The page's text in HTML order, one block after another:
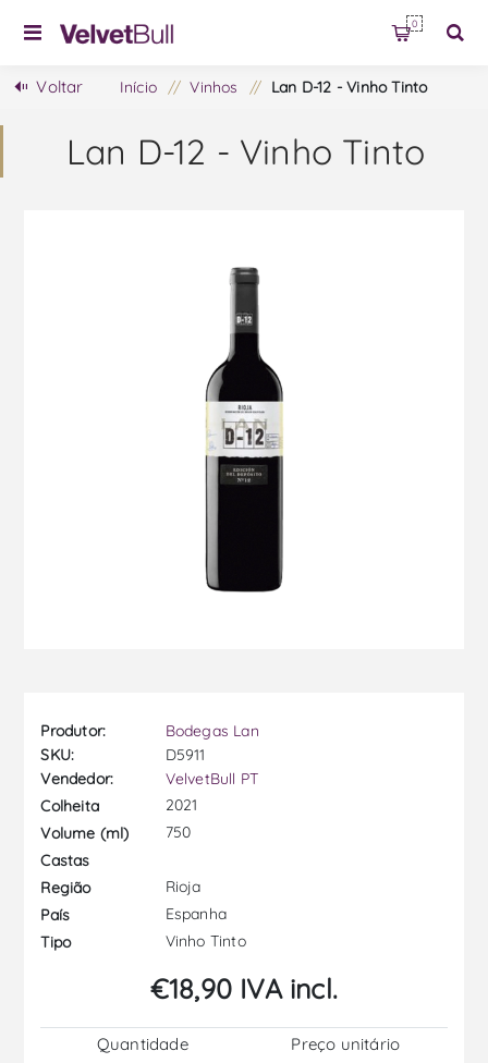
0
Voltar Início / Vinhos / Lan D-12 - Vinho Tinto
Lan D-12 - Vinho Tinto
Produtor:
Bodegas Lan
SKU:
D5911
Vendedor:
VelvetBull PT
Colheita
2021
Volume (ml)
750
Castas
Região
Rioja
País
Espanha
Tipo
Vinho Tinto
€18,90 IVA incl.
Quantidade
Preço unitário